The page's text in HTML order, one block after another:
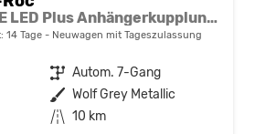
1,5 eTSI DSG LIFE LED Plus Anhängerkupplung Navigation Digital Pro Sitzheizung beheiztes Lenkrad 17 Zoll Alu 5J Garantie
14 Tage Neuwagen mit Tageszulassung
Getriebe Autom. 7-Gang
Außenfarbe Wolf Grey Metallic
Kilometerstand 10 km